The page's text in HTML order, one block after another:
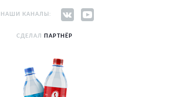
НАШИ КАНАЛЫ:
СДЕЛАЛ ПАРТНЁР